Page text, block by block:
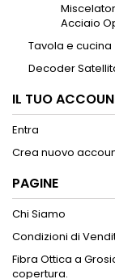
Acciaio
Tavola e cucina
Decoder
IL TUO
Entra
Crea nuovo
PAGINE
Chi Siamo
Condizioni di
Fibra Ottica a
copertura.